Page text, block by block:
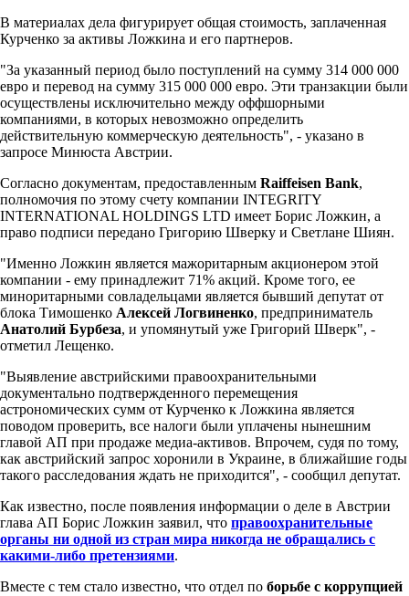
В материалах дела фигурирует общая стоимость, заплаченная
Курченко за активы Ложкина и его партнеров.
"За указанный период было поступлений на сумму 314 000 000
евро и перевод на сумму 315 000 000 евро. Эти транзакции были
осуществлены исключительно между оффшорными
компаниями, в которых невозможно определить
действительную коммерческую деятельность", - указано в
запросе Минюста Австрии.
Согласно документам, предоставленным Raiffeisen Bank,
полномочия по этому счету компании INTEGRITY
INTERNATIONAL HOLDINGS LTD имеет Борис Ложкин, а
право подписи передано Григорию Шверку и Светлане Шиян.
"Именно Ложкин является мажоритарным акционером этой
компании - ему принадлежит 71% акций. Кроме того, ее
миноритарными совладельцами является бывший депутат от
блока Тимошенко Алексей Логвиненко, предприниматель
Анатолий Бурбеза, и упомянутый уже Григорий Шверк", -
отметил Лещенко.
"Выявление австрийскими правоохранительными
документально подтвержденного перемещения
астрономических сумм от Курченко к Ложкина является
поводом проверить, все налоги были уплачены нынешним
главой АП при продаже медиа-активов. Впрочем, судя по тому,
как австрийский запрос хоронили в Украине, в ближайшие годы
такого расследования ждать не приходится", - сообщил депутат.
Как известно, после появления информации о деле в Австрии
глава АП Борис Ложкин заявил, что правоохранительные
органы ни одной из стран мира никогда не обращались с
какими-либо претензиями.
Вместе с тем стало известно, что отдел по борьбе с коррупцией